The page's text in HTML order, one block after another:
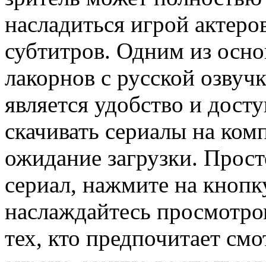
насладиться игрой
субтитров. Одним из
лакорнов с русской
является удобство и
скачивать сериалы на
ожидание загрузки.
сериал, нажмите на
наслаждайтесь
тех, кто предпочитает